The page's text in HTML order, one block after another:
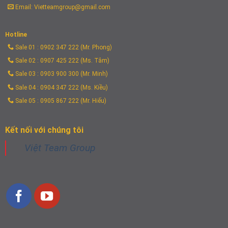
Email: Vietteamgroup@gmail.com
Hotline
Sale 01 : 0902 347 222 (Mr. Phong)
Sale 02 : 0907 425 222 (Ms. Tâm)
Sale 03 : 0903 900 300 (Mr. Minh)
Sale 04 : 0904 347 222 (Ms. Kiều)
Sale 05 : 0905 867 222 (Mr. Hiếu)
Kết nối với chúng tôi
Việt Team Group